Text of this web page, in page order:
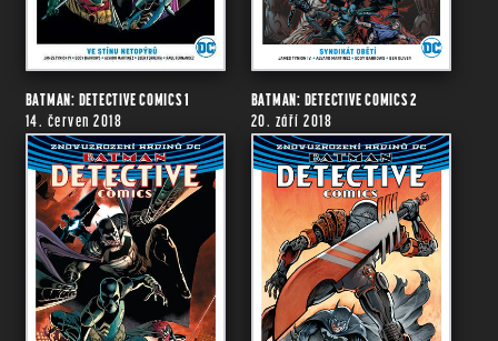
BATMAN: DETECTIVE COMICS 1
14. červen 2018
BATMAN: DETECTIVE COMICS 2
20. září 2018